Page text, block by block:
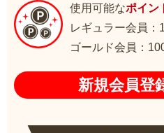
使用可能なポイン
レギュラー会員：
ゴールド会員：
新規会員登